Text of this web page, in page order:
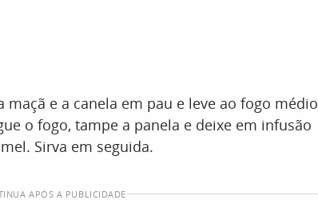
maçã e a canela em pau e leve ao fogo médio
o fogo, tampe a panela e deixe em infusão
Sirva em seguida.
APÓS A PUBLICIDADE